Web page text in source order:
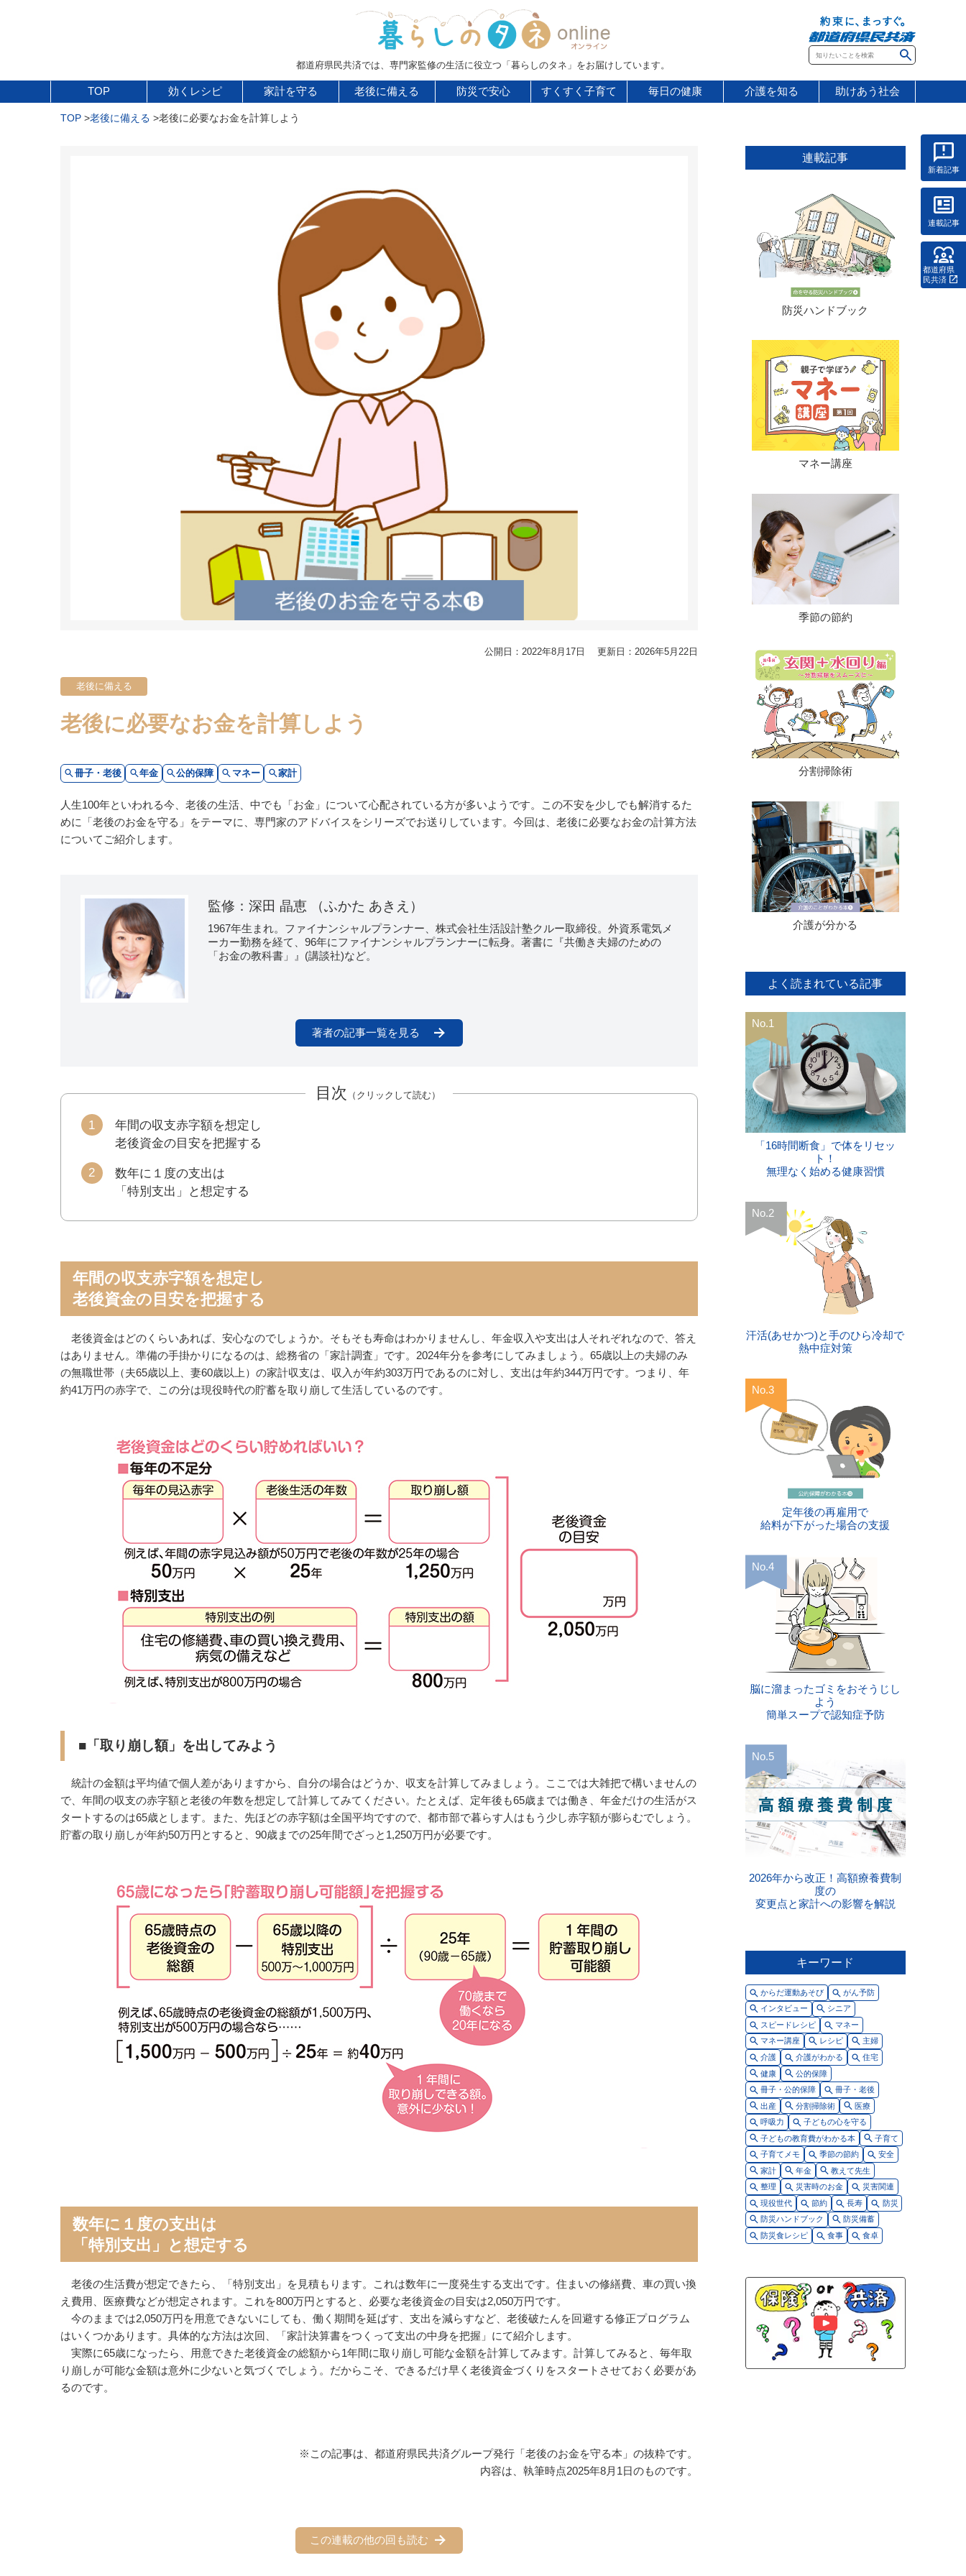
都道府県民共済では、専門家監修の生活に役立つ「暮らしのタネ」をお届けしています。
TOP 効くレシピ 家計を守る 老後に備える 防災で安心 すくすく子育て 毎日の健康 介護を知る 助けあう社会
TOP 老後に備える 老後に必要なお金を計算しよう
公開日：2022年8月17日 更新日：2026年5月22日
老後に備える
老後に必要なお金を計算しよう
冊子・老後 年金 公的保障 マネー 家計
人生100年といわれる今、老後の生活、中でも「お金」について心配されている方が多いようです。この不安を少しでも解消するた
めに「老後のお金を守る」をテーマに、専門家のアドバイスをシリーズでお送りしています。今回は、老後に必要なお金の計算方法
についてご紹介します。
監修：深田 晶恵 （ふかた あきえ）
1967年生まれ。ファイナンシャルプランナー、株式会社生活設計塾クルー取締役。外資系電気メ
ーカー勤務を経て、96年にファイナンシャルプランナーに転身。著書に『共働き夫婦のための
「お金の教科書」』(講談社)など。
著者の記事一覧を見る
目次 （クリックして読む）
年間の収支赤字額を想定し
老後資金の目安を把握する
数年に１度の支出は
「特別支出」と想定する
年間の収支赤字額を想定し
老後資金の目安を把握する
老後資金はどのくらいあれば、安心なのでしょうか。そもそも寿命はわかりませんし、年金収入や支出は人それぞれなので、答え
はありません。準備の手掛かりになるのは、総務省の「家計調査」です。2024年分を参考にしてみましょう。65歳以上の夫婦のみ
の無職世帯（夫65歳以上、妻60歳以上）の家計収支は、収入が年約303万円であるのに対し、支出は年約344万円です。つまり、年
約41万円の赤字で、この分は現役時代の貯蓄を取り崩して生活しているのです。
■「取り崩し額」を出してみよう
統計の金額は平均値で個人差がありますから、自分の場合はどうか、収支を計算してみましょう。ここでは大雑把で構いませんの
で、年間の収支の赤字額と老後の年数を想定して計算してみてください。たとえば、定年後も65歳までは働き、年金だけの生活がス
タートするのは65歳とします。また、先ほどの赤字額は全国平均ですので、都市部で暮らす人はもう少し赤字額が膨らむでしょう。
貯蓄の取り崩しが年約50万円とすると、90歳までの25年間でざっと1,250万円が必要です。
数年に１度の支出は
「特別支出」と想定する
老後の生活費が想定できたら、「特別支出」を見積もります。これは数年に一度発生する支出です。住まいの修繕費、車の買い換
え費用、医療費などが想定されます。これを800万円とすると、必要な老後資金の目安は2,050万円です。
今のままでは2,050万円を用意できないにしても、働く期間を延ばす、支出を減らすなど、老後破たんを回避する修正プログラム
はいくつかあります。具体的な方法は次回、「家計決算書をつくって支出の中身を把握」にて紹介します。
実際に65歳になったら、用意できた老後資金の総額から1年間に取り崩し可能な金額を計算してみます。計算してみると、毎年取
り崩しが可能な金額は意外に少ないと気づくでしょう。だからこそ、できるだけ早く老後資金づくりをスタートさせておく必要があ
るのです。
※この記事は、都道府県民共済グループ発行「老後のお金を守る本」の抜粋です。
内容は、執筆時点2025年8月1日のものです。
この連載の他の回も読む
連載記事
防災ハンドブック
マネー講座
季節の節約
分割掃除術
介護が分かる
よく読まれている記事
「16時間断食」で体をリセッ
ト！
無理なく始める健康習慣
汗活(あせかつ)と手のひら冷却で
熱中症対策
定年後の再雇用で
給料が下がった場合の支援
脳に溜まったゴミをおそうじし
よう
簡単スープで認知症予防
2026年から改正！高額療養費制
度の
変更点と家計への影響を解説
キーワード
からだ運動あそび
がん予防
インタビュー
シニア
スピードレシピ
マネー
マネー講座
レシピ
主婦
介護
介護がわかる
住宅
健康
公的保障
冊子・公的保障
冊子・老後
出産
分割掃除術
医療
呼吸力
子どもの心を守る
子どもの教育費がわかる本
子育て
子育てメモ
季節の節約
安全
家計
年金
教えて先生
整理
災害時のお金
災害関連
現役世代
節約 長寿
防災
防災ハンドブック
防災備蓄
防災食レシピ
食事 食卓
新着記事
連載記事
都道府県
民共済